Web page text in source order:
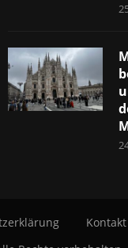
Kontakt